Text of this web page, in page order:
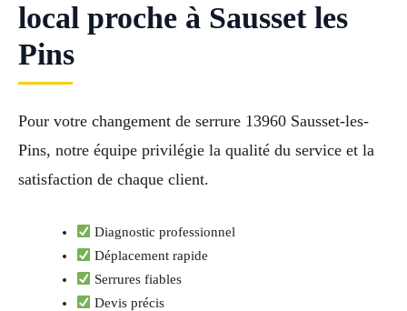
local proche à Sausset les
Pins
Pour votre changement de serrure 13960 Sausset-les-
Pins, notre équipe privilégie la qualité du service et la
satisfaction de chaque client.
Diagnostic professionnel
Déplacement rapide
Serrures fiables
Devis précis